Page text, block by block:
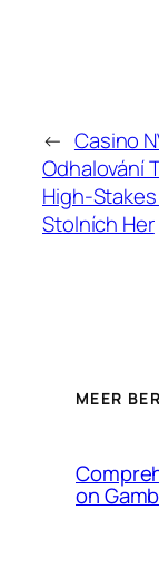
← Casino
Odhalování
High-
Stolních Her
MEER
on